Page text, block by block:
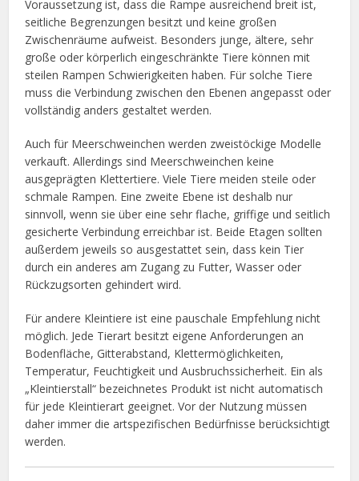
Voraussetzung ist, dass die Rampe ausreichend breit ist,
seitliche Begrenzungen besitzt und keine großen
Zwischenräume aufweist. Besonders junge, ältere, sehr
große oder körperlich eingeschränkte Tiere können mit
steilen Rampen Schwierigkeiten haben. Für solche Tiere
muss die Verbindung zwischen den Ebenen angepasst oder
vollständig anders gestaltet werden.
Auch für Meerschweinchen werden zweistöckige Modelle
verkauft. Allerdings sind Meerschweinchen keine
ausgeprägten Klettertiere. Viele Tiere meiden steile oder
schmale Rampen. Eine zweite Ebene ist deshalb nur
sinnvoll, wenn sie über eine sehr flache, griffige und seitlich
gesicherte Verbindung erreichbar ist. Beide Etagen sollten
außerdem jeweils so ausgestattet sein, dass kein Tier
durch ein anderes am Zugang zu Futter, Wasser oder
Rückzugsorten gehindert wird.
Für andere Kleintiere ist eine pauschale Empfehlung nicht
möglich. Jede Tierart besitzt eigene Anforderungen an
Bodenfläche, Gitterabstand, Klettermöglichkeiten,
Temperatur, Feuchtigkeit und Ausbruchssicherheit. Ein als
„Kleintierstall“ bezeichnetes Produkt ist nicht automatisch
für jede Kleintierart geeignet. Vor der Nutzung müssen
daher immer die artspezifischen Bedürfnisse berücksichtigt
werden.